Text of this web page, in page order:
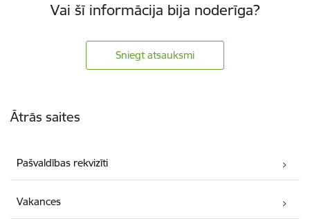
Vai šī informācija bija noderīga?
Sniegt atsauksmi
Ātrās saites
Pašvaldības rekvizīti
Vakances